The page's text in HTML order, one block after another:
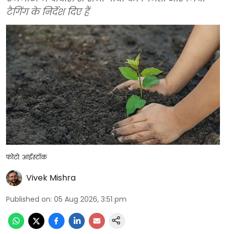
टैगिंग के निर्देश दिए हैं
फोटो: आईस्टॉक
Vivek Mishra
Published on: 05 Aug 2026, 3:51 pm